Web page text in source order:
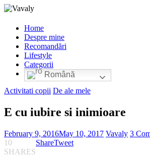
Home
Despre mine
Recomandări
Lifestyle
Categorii
Română
Activitati copii De ale mele
E cu iubire si inimioare
February 9, 2016May 10, 2017 Vavaly 3
10
SHARES
ShareTweet